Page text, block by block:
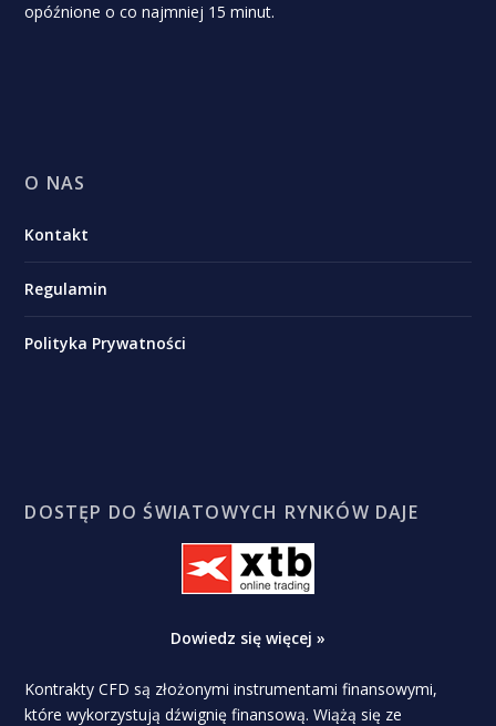
opóźnione o co najmniej 15 minut.
O NAS
Kontakt
Regulamin
Polityka Prywatności
DOSTĘP DO ŚWIATOWYCH RYNKÓW DAJE
Dowiedz się więcej »
Kontrakty CFD są złożonymi instrumentami finansowymi,
które wykorzystują dźwignię finansową. Wiążą się ze